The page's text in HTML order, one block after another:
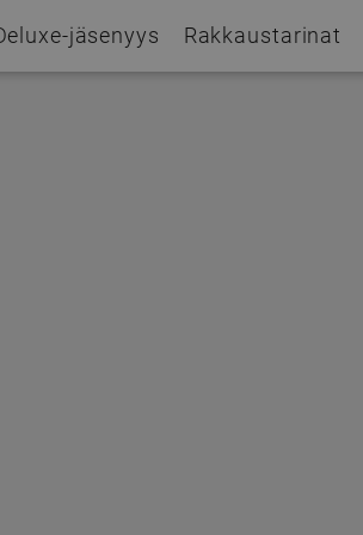
jäsenyys Rakkaustarinat